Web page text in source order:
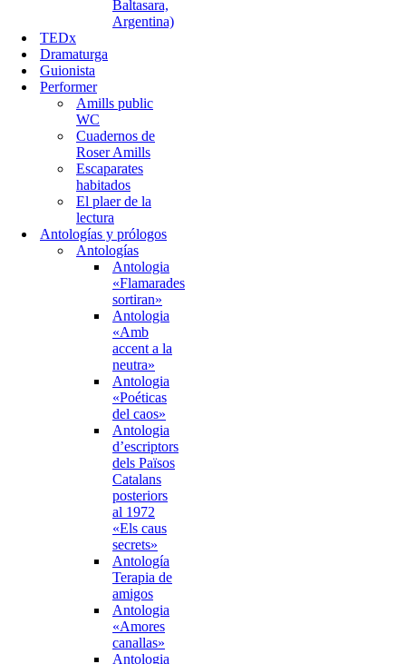
Baltasara,
Argentina)
TEDx
Dramaturga
Guionista
Performer
Amills public
WC
Cuadernos de
Roser Amills
Escaparates
habitados
El plaer de la
lectura
Antologías y prólogos
Antologías
Antologia
«Flamarades
sortiran»
Antologia
«Amb
accent a la
neutra»
Antologia
«Poéticas
del caos»
Antologia
d’escriptors
dels Països
Catalans
posteriors
al 1972
«Els caus
secrets»
Antología
Terapia de
amigos
Antologia
«Amores
canallas»
Antologia